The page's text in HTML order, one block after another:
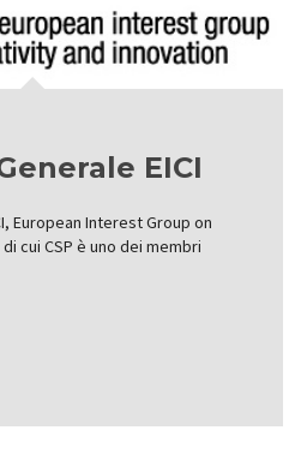
EICI
European Interest Group on
cui CSP è uno dei membri